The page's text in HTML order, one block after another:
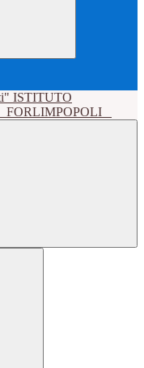
ISTITUTO
FORLIMPOPOLI